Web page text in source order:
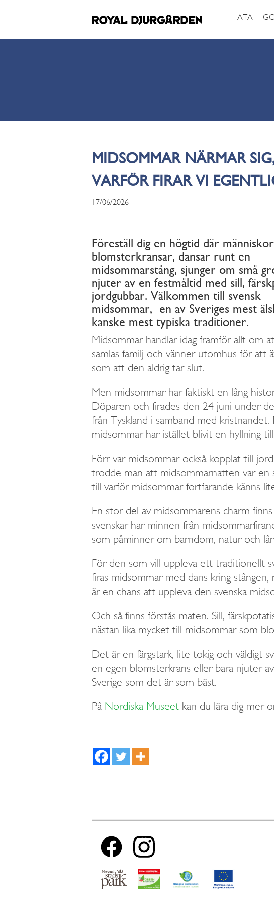
ÄTA
MIDSOMMAR NÄRMAR
VARFÖR FIRAR VI
17/06/2026
Föreställ dig en högtid där
blomsterkransar, dansar runt en
midsommarstång, sjunger om små
njuter av en festmåltid med sill,
jordgubbar. Välkommen till svensk
midsommar, en av Sveriges mest
kanske mest typiska traditioner.
Midsommar handlar idag framför allt om
samlas familj och vänner utomhus för att
som att den aldrig tar slut.
Men midsommar har faktiskt en lång
Döparen och firades den 24 juni under
från Tyskland i samband med
midsommar har istället blivit en hyllning
Förr var midsommar också kopplat till
trodde man att midsommarnatten var en
till varför midsommar fortfarande känns
En stor del av midsommarens charm
svenskar har minnen från
som påminner om barndom, natur och
För den som vill uppleva ett traditionellt
firas midsommar med dans kring
är en chans att uppleva den svenska
Och så finns förstås maten. Sill,
nästan lika mycket till midsommar som
Det är en färgstark, lite tokig och väldigt
en egen blomsterkrans eller bara njuter
Sverige som det är som bäst.
På Nordiska Museet kan du lära dig mer